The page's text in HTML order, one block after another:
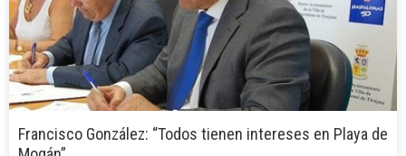
Francisco González: “Todos tienen intereses en Playa de